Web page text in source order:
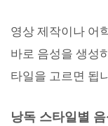
영상 제작이나 어
바로 음성을 생성
타일을 고르면 됩
낭독 스타일별